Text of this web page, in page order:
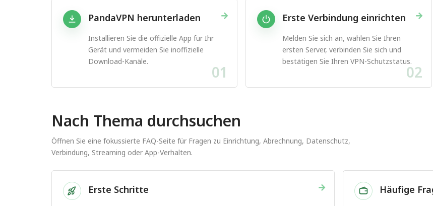
→
PandaVPN herunterladen
Installieren Sie die offizielle App für Ihr
Gerät und vermeiden Sie inoffizielle
Download-Kanäle.
01
→
Erste Verbindung einrichten
Melden Sie sich an, wählen Sie Ihren
ersten Server, verbinden Sie sich und
bestätigen Sie Ihren VPN-Schutzstatus.
02
Nach Thema durchsuchen
Öffnen Sie eine fokussierte FAQ-Seite für Fragen zu Einrichtung, Abrechnung, Datenschutz,
Verbindung, Streaming oder App-Verhalten.
→
Erste Schritte Häufige